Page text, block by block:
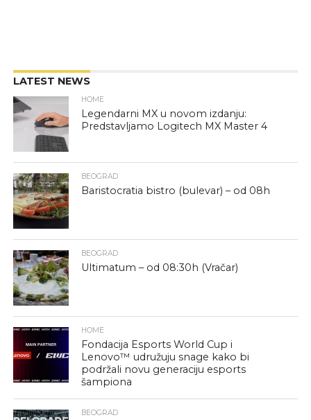
LATEST NEWS
HOME
Legendarni MX u novom izdanju:
Predstavljamo Logitech MX Master 4
BEOGRAD
Baristocratia bistro (bulevar) – od 08h
BEOGRAD
Ultimatum – od 08:30h (Vračar)
HOME
Fondacija Esports World Cup i
Lenovo™ udružuju snage kako bi
podržali novu generaciju esports
šampiona
BEOGRAD